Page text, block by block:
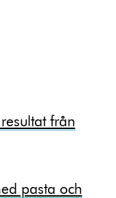
från
pasta och